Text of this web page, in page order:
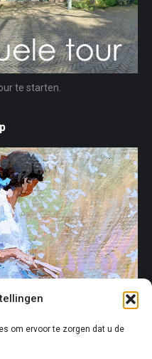
om ervoor te zorgen dat u de
te starten.
webshop te openen.